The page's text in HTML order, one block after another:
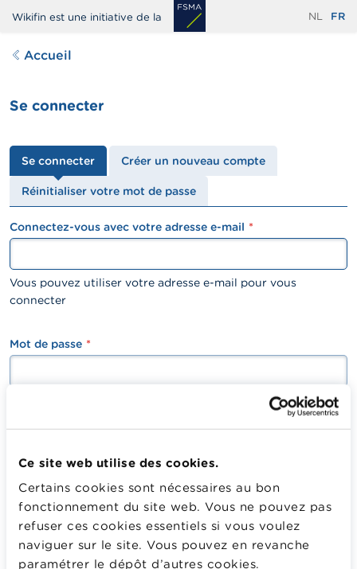
Ce site web utilise des cookies.
Certains cookies sont nécessaires au bon
fonctionnement du site web. Vous ne pouvez pas
refuser ces cookies essentiels si vous voulez
naviguer sur le site. Vous pouvez en revanche
paramétrer le dépôt d’autres cookies.
Aller
contenu
Wikifin est une initiative de la NL FR
Accueil
Se connecter
Onglets
principaux
Se connecter Créer un nouveau compte
Réinitialiser votre mot de passe
textfield
Connectez-vous avec votre adresse e-mail
Vous pouvez utiliser votre adresse e-mail pour vous
connecter
password
Mot de passe
Saisissez le mot de passe correspondant à votre adresse
Se connecter